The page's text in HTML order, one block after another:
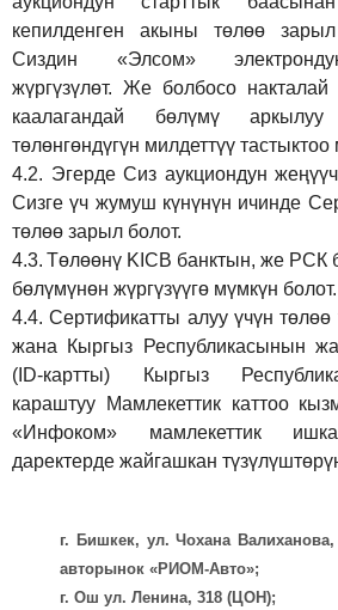
кепилденген акыны төлөө
Сиздин «Элсом»
жүргүзүлөт. Же болбосо
каалагандай бөлүмү
төлөнгөндүгүн милдеттүү тастыктоо
4.2. Эгерде Сиз аукциондун
Сизге үч жумуш күнүнүн ичинде
төлөө зарыл болот.
4.3. Төлөөнү KICB банктын, же РСК
бөлүмүнөн жүргүзүүгө мүмкүн болот.
4.4.Сертификатты алуу үчүн төлөө
жана Кыргыз Республикасынын
(ID-картты) Кыргыз
караштуу Мамлекеттик каттоо
«Инфоком» мамлекеттик
даректерде жайгашкан
г. Бишкек, ул. Чохана
авторынок «РИОМ-Авто»;
г. Ош ул. Ленина, 318 (ЦОН);